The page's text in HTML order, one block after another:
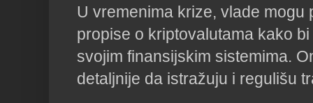
U vremenima krize, vlade mogu
propise o kriptovalutama kako
svojim finansijskim sistemima.
detaljnije da istražuju i regulišu